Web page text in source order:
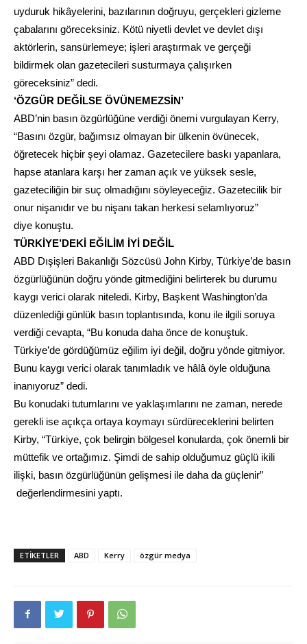
uyduruk hikâyelerini, bazılarının doğruyu, gerçekleri gizleme
çabalarını göreceksiniz. Kötü niyetli devlet ve devlet dışı
aktörlerin, sansürlemeye; işleri araştırmak ve gerçeği
bildirmek olan gazetecileri susturmaya çalışırken
göreceksiniz” dedi.
‘ÖZGÜR DEĞİLSE ÖVÜNEMEZSİN’
ABD’nin basın özgürlüğüne verdiği önemi vurgulayan Kerry,
“Basını özgür, bağımsız olmayan bir ülkenin övünecek,
öğretecek hiçbir şeyi olamaz. Gazetecilere baskı yapanlara,
hapse atanlara karşı her zaman açık ve yüksek sesle,
gazeteciliğin bir suç olmadığını söyleyeceğiz. Gazetecilik bir
onur nişanıdır ve bu nişanı takan herkesi selamlıyoruz”
diye konuştu.
TÜRKİYE’DEKİ EĞİLİM İYİ DEĞİL
ABD Dışişleri Bakanlığı Sözcüsü John Kirby, Türkiye’de basın
özgürlüğünün doğru yönde gitmediğini belirterek bu durumu
kaygı verici olarak niteledi. Kirby, Başkent Washington’da
düzenlediği günlük basın toplantısında, konu ile ilgili soruya
verdiği cevapta, “Bu konuda daha önce de konuştuk.
Türkiye’de gördüğümüz eğilim iyi değil, doğru yönde gitmiyor.
Bunu kaygı verici olarak tanımladık ve hâlâ öyle olduğuna
inanıyoruz” dedi.
Bu konudaki tutumlarını ve yaklaşımlarını ne zaman, nerede
gerekli ise açıkça ortaya koymayı sürdüreceklerini belirten
Kirby, “Türkiye, çok belirgin bölgesel konularda, çok önemli bir
müttefik ve ortağımız. Şimdi de sahip olduğumuz güçlü ikili
ilişki, basın özgürlüğünün gelişmesi ile daha da güçlenir”
değerlendirmesini yaptı.
ETIKETLER ABD Kerry özgür medya